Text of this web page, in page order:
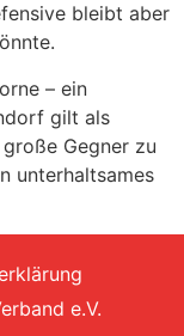
bleibt aber
– ein
gilt als
Gegner zu
unterhaltsames
e.V.